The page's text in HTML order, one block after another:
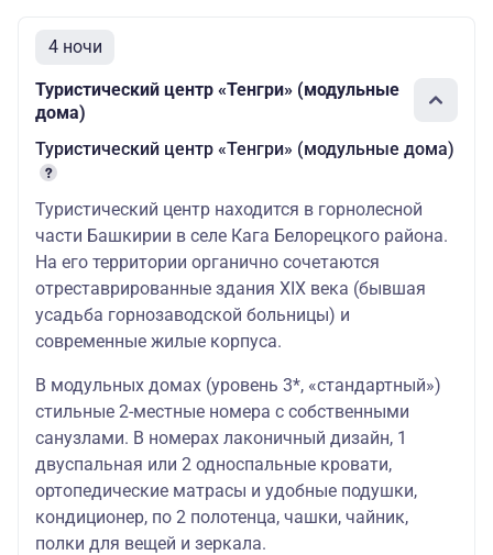
4 ночи
Туристический центр «Тенгри» (модульные
дома)
Туристический центр «Тенгри» (модульные дома)
Туристический центр находится в горнолесной
части Башкирии в селе Кага Белорецкого района.
На его территории органично сочетаются
отреставрированные здания XIX века (бывшая
усадьба горнозаводской больницы) и
современные жилые корпуса.
В модульных домах (уровень 3*, «стандартный»)
стильные 2-местные номера с собственными
санузлами. В номерах лаконичный дизайн, 1
двуспальная или 2 односпальные кровати,
ортопедические матрасы и удобные подушки,
кондиционер, по 2 полотенца, чашки, чайник,
полки для вещей и зеркала.